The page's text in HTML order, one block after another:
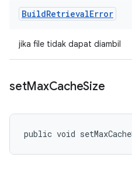
BuildRetrievalError
jika file tidak dapat diambil
setMaxCacheSize
public void